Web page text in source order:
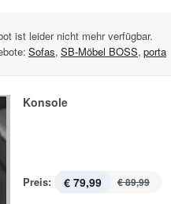
ist leider nicht mehr verfügbar.
Sofas, SB-Möbel BOSS, porta
Konsole
Preis: € 79,99 € 89,99